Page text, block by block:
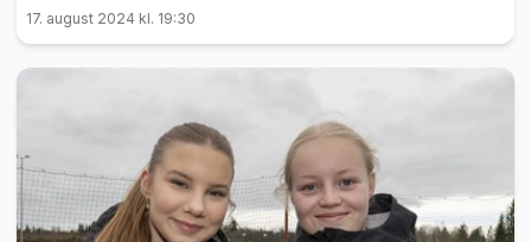
17. august 2024 kl. 19:30